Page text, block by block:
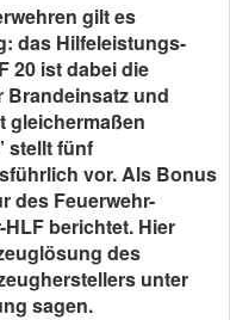
gilt es
das Hilfeleistungs-
20 ist dabei die
und
gleichermaßen
stellt fünf
vor. Als Bonus
des Feuerwehr-
berichtet. Hier
des
unter
sagen.